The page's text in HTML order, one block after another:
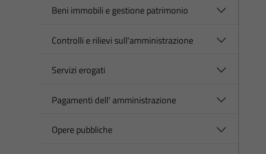
Beni immobili e gestione patrimonio
Controlli e rilievi sull'amministrazione
Servizi erogati
Pagamenti dell' amministrazione
Opere pubbliche